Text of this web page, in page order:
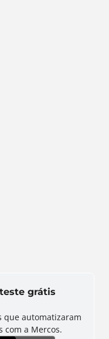
grátis
que automatizaram
com a Mercos.